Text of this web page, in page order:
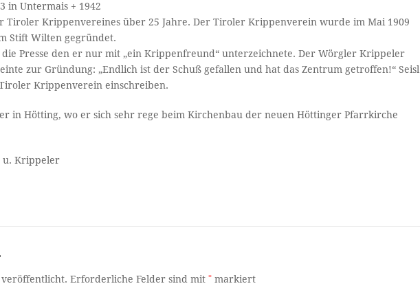
in Untermais + 1942
Tiroler Krippenvereines über 25 Jahre. Der Tiroler Krippenverein wurde im Mai 1909
Stift Wilten gegründet.
Presse den er nur mit „ein Krippenfreund“ unterzeichnete. Der Wörgler Krippeler
zur Gründung: „Endlich ist der Schuß gefallen und hat das Zentrum getroffen!“ Seisl
Krippenverein einschreiben.
in Hötting, wo er sich sehr rege beim Kirchenbau der neuen Höttinger Pfarrkirche
u. Krippeler
veröffentlicht. Erforderliche Felder sind mit* markiert